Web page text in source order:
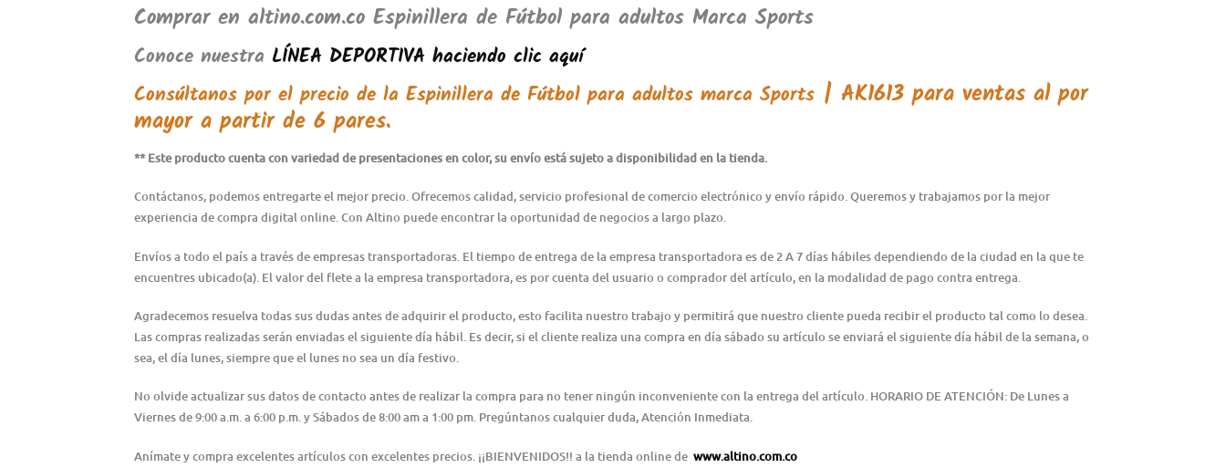
Comprar en altino.com.co Espinillera de Fútbol para adultos Marca Sports
Conoce nuestra LÍNEA DEPORTIVA haciendo clic aquí
Consúltanos por el precio de la Espinillera de Fútbol para adultos marca Sports | AK1613 para ventas al por
mayor a partir de 6 pares.
** Este producto cuenta con variedad de presentaciones en color, su envío está sujeto a disponibilidad en la tienda.
Contáctanos, podemos entregarte el mejor precio. Ofrecemos calidad, servicio profesional de comercio electrónico y envío rápido. Queremos y trabajamos por la mejor
experiencia de compra digital online. Con Altino puede encontrar la oportunidad de negocios a largo plazo.
Envíos a todo el país a través de empresas transportadoras. El tiempo de entrega de la empresa transportadora es de 2 A 7 días hábiles dependiendo de la ciudad en la que te
encuentres ubicado(a). El valor del flete a la empresa transportadora, es por cuenta del usuario o comprador del artículo, en la modalidad de pago contra entrega.
Agradecemos resuelva todas sus dudas antes de adquirir el producto, esto facilita nuestro trabajo y permitirá que nuestro cliente pueda recibir el producto tal como lo desea.
Las compras realizadas serán enviadas el siguiente día hábil. Es decir, si el cliente realiza una compra en día sábado su artículo se enviará el siguiente día hábil de la semana, o
sea, el día lunes, siempre que el lunes no sea un día festivo.
No olvide actualizar sus datos de contacto antes de realizar la compra para no tener ningún inconveniente con la entrega del artículo. HORARIO DE ATENCIÓN: De Lunes a
Viernes de 9:00 a.m. a 6:00 p.m. y Sábados de 8:00 am a 1:00 pm. Pregúntanos cualquier duda, Atención Inmediata.
Anímate y compra excelentes artículos con excelentes precios. ¡¡BIENVENIDOS!! a la tienda online de www.altino.com.co